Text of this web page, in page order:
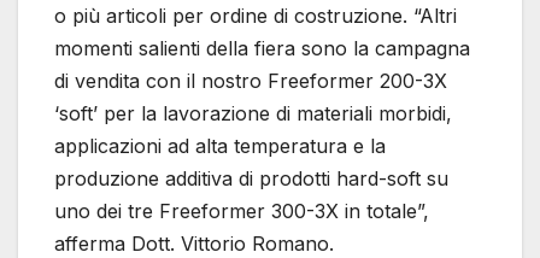
o più articoli per ordine di costruzione. “Altri
momenti salienti della fiera sono la campagna
di vendita con il nostro Freeformer 200-3X
‘soft’ per la lavorazione di materiali morbidi,
applicazioni ad alta temperatura e la
produzione additiva di prodotti hard-soft su
uno dei tre Freeformer 300-3X in totale”,
afferma Dott. Vittorio Romano.